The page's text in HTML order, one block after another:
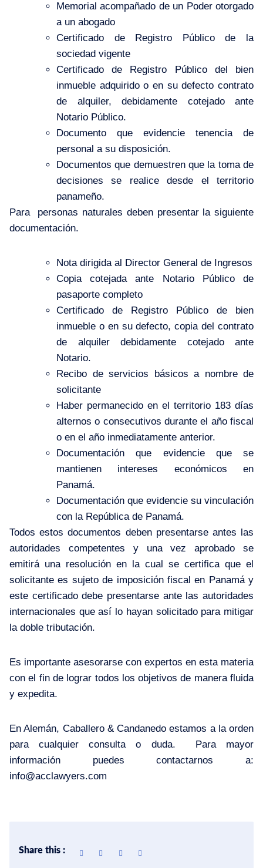
Memorial acompañado de un Poder otorgado
a un abogado
Certificado de Registro Público de la
sociedad vigente
Certificado de Registro Público del bien
inmueble adquirido o en su defecto contrato
de alquiler, debidamente cotejado ante
Notario Público.
Documento que evidencie tenencia de
personal a su disposición.
Documentos que demuestren que la toma de
decisiones se realice desde el territorio
panameño.
Para personas naturales deben presentar la siguiente
documentación.
Nota dirigida al Director General de Ingresos
Copia cotejada ante Notario Público de
pasaporte completo
Certificado de Registro Público de bien
inmueble o en su defecto, copia del contrato
de alquiler debidamente cotejado ante
Notario.
Recibo de servicios básicos a nombre de
solicitante
Haber permanecido en el territorio 183 días
alternos o consecutivos durante el año fiscal
o en el año inmediatamente anterior.
Documentación que evidencie que se
mantienen intereses económicos en
Panamá.
Documentación que evidencie su vinculación
con la República de Panamá.
Todos estos documentos deben presentarse antes las
autoridades competentes y una vez aprobado se
emitirá una resolución en la cual se certifica que el
solicitante es sujeto de imposición fiscal en Panamá y
este certificado debe presentarse ante las autoridades
internacionales que así lo hayan solicitado para mitigar
la doble tributación.
Es importante asesorarse con expertos en esta materia
con el fin de lograr todos los objetivos de manera fluida
y expedita.
En Alemán, Caballero & Candanedo estamos a la orden
para cualquier consulta o duda. Para mayor
información puedescontactarnos a:
info@acclawyers.com
Share this :